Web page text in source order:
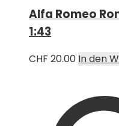
Alfa Romeo
1:43
CHF 20.00 In den